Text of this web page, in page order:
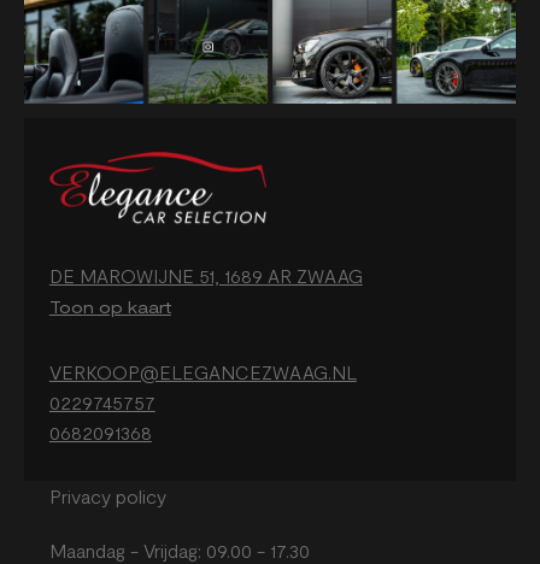
DE MAROWIJNE 51, 1689 AR ZWAAG
Toon op kaart
VERKOOP@ELEGANCEZWAAG.NL
0229745757
0682091368
Privacy policy
Maandag - Vrijdag: 09.00 - 17.30